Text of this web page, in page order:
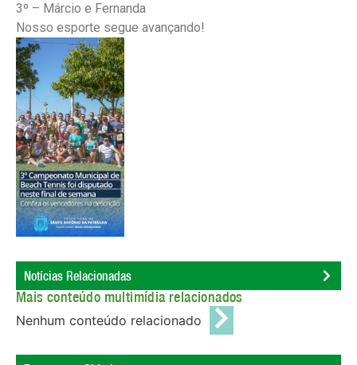
3º – Márcio e Fernanda
Nosso esporte segue avançando!
Notícias Relacionadas
Mais conteúdo multimídia relacionados
Nenhum conteúdo relacionado